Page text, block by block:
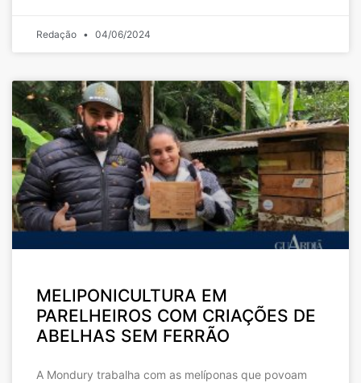
Redação 04/06/2024
MELIPONICULTURA EM
PARELHEIROS COM CRIAÇÕES DE
ABELHAS SEM FERRÃO
A Mondury trabalha com as melíponas que povoam